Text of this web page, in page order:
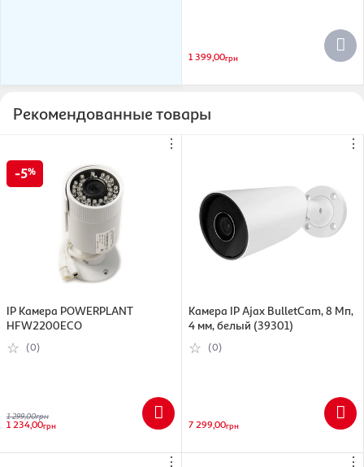
1 399,00грн
Рекомендованные товары
⋮
5
IP Камера POWERPLANT
HFW2200ECO
(0)
1 299,00грн
1 234,00грн
⋮
Камера IP Ajax BulletCam, 8 Мп,
4 мм, белый (39301)
(0)
7 299,00грн
⋮ ⋮